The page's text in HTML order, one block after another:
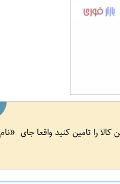
را تامین کنید واقعا جای